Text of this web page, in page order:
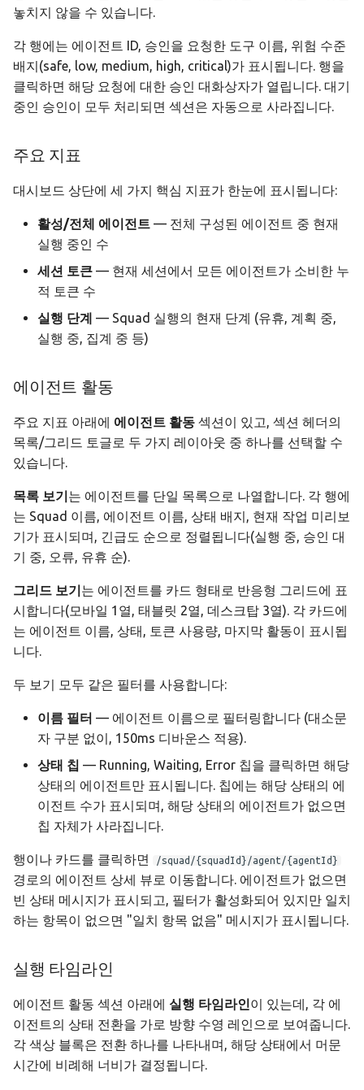
Squad 실행으로 인계
대화록 내보내기
토론 분석
실행 이력
리포트 생성
분석 대시보드
사용 가능한 지표
일별 사용량
기간 선택
놓치지 않을 수 있습니다.
각 행에는 에이전트 ID, 승인을 요청한 도구 이름, 위험 수준
배지(safe, low, medium, high, critical)가 표시됩니다. 행을
클릭하면 해당 요청에 대한 승인 대화상자가 열립니다. 대기
중인 승인이 모두 처리되면 섹션은 자동으로 사라집니다.
주요 지표
대시보드 상단에 세 가지 핵심 지표가 한눈에 표시됩니다:
활성/전체 에이전트 — 전체 구성된 에이전트 중 현재
실행 중인 수
세션 토큰 — 현재 세션에서 모든 에이전트가 소비한 누
적 토큰 수
실행 단계 — Squad 실행의 현재 단계 (유휴, 계획 중,
실행 중, 집계 중 등)
에이전트 활동
주요 지표 아래에 에이전트 활동 섹션이 있고, 섹션 헤더의
목록/그리드 토글로 두 가지 레이아웃 중 하나를 선택할 수
있습니다.
목록 보기는 에이전트를 단일 목록으로 나열합니다. 각 행에
는 Squad 이름, 에이전트 이름, 상태 배지, 현재 작업 미리보
기가 표시되며, 긴급도 순으로 정렬됩니다(실행 중, 승인 대
기 중, 오류, 유휴 순).
그리드 보기는 에이전트를 카드 형태로 반응형 그리드에 표
시합니다(모바일 1열, 태블릿 2열, 데스크탑 3열). 각 카드에
는 에이전트 이름, 상태, 토큰 사용량, 마지막 활동이 표시됩
니다.
두 보기 모두 같은 필터를 사용합니다:
이름 필터 — 에이전트 이름으로 필터링합니다 (대소문
자 구분 없이, 150ms 디바운스 적용).
상태 칩 — Running, Waiting, Error 칩을 클릭하면 해당
상태의 에이전트만 표시됩니다. 칩에는 해당 상태의 에
이전트 수가 표시되며, 해당 상태의 에이전트가 없으면
칩 자체가 사라집니다.
행이나 카드를 클릭하면 /squad/{squadId}/agent/{agentId}
경로의 에이전트 상세 뷰로 이동합니다. 에이전트가 없으면
빈 상태 메시지가 표시되고, 필터가 활성화되어 있지만 일치
하는 항목이 없으면 "일치 항목 없음" 메시지가 표시됩니다.
실행 타임라인
에이전트 활동 섹션 아래에 실행 타임라인이 있는데, 각 에
이전트의 상태 전환을 가로 방향 수영 레인으로 보여줍니다.
각 색상 블록은 전환 하나를 나타내며, 해당 상태에서 머문
시간에 비례해 너비가 결정됩니다.